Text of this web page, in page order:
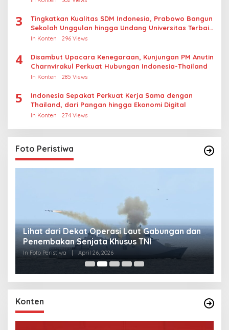
3
Tingkatkan Kualitas SDM Indonesia, Prabowo Bangun
Sekolah Unggulan hingga Undang Universitas Terbaik
Dunia
In Konten 296 Views
4
Disambut Upacara Kenegaraan, Kunjungan PM Anutin
Charnvirakul Perkuat Hubungan Indonesia-Thailand
In Konten 285 Views
5
Indonesia Sepakat Perkuat Kerja Sama dengan
Thailand, dari Pangan hingga Ekonomi Digital
In Konten 274 Views
Foto Peristiwa
Lihat dari Dekat Operasi Laut Gabungan dan
Penembakan Senjata Khusus TNI
In Foto Peristiwa | April 26, 2026
Konten